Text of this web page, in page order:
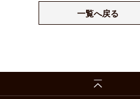
一覧へ戻る